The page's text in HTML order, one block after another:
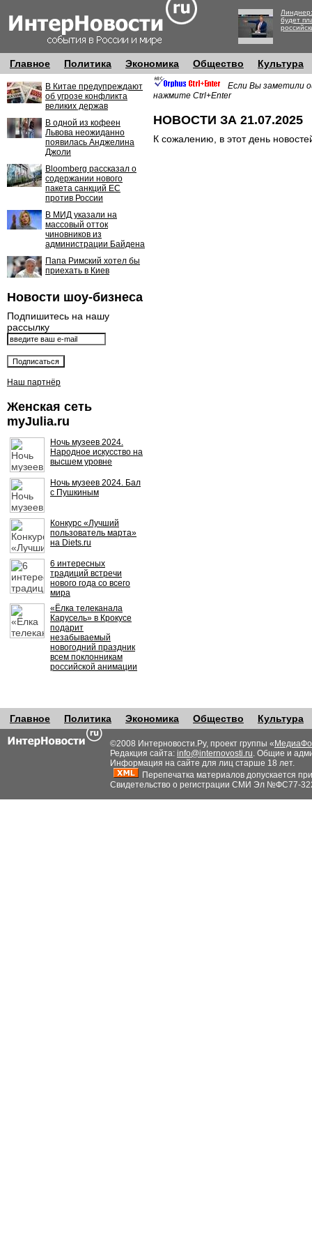
будет
Главное Политика Экономика Общество Культура
В Китае предупреждают
об угрозе конфликта
великих держав
В одной из кофеен
Львова неожиданно
появилась Анджелина
Джоли
Bloomberg рассказал о
содержании нового
пакета санкций ЕС
против России
В МИД указали на
массовый отток
чиновников из
администрации Байдена
Папа Римский хотел бы
приехать в Киев
Новости шоу-бизнеса
Подпишитесь на нашу
рассылку
Наш партнёр
Женская сеть
myJulia.ru
Ночь музеев 2024.
Народное искусство на
высшем уровне
Ночь музеев 2024. Бал
с Пушкиным
Конкурс «Лучший
пользователь марта»
на Diets.ru
6 интересных
традиций встречи
нового года со всего
мира
«Ёлка телеканала
Карусель» в Крокусе
подарит
незабываемый
новогодний праздник
всем поклонникам
российской анимации
Если Вы заметили
нажмите Ctrl+Enter
НОВОСТИ ЗА 21.07.2025
К сожалению, в этот день
Главное Политика Экономика Общество Культура
©2008 Интерновости.Ру, проект группы «
Редакция сайта: info@internovosti.ru. Общие и
Информация на сайте для лиц старше 18 лет.
Перепечатка материалов допускается
Свидетельство о регистрации СМИ Эл №ФС77-